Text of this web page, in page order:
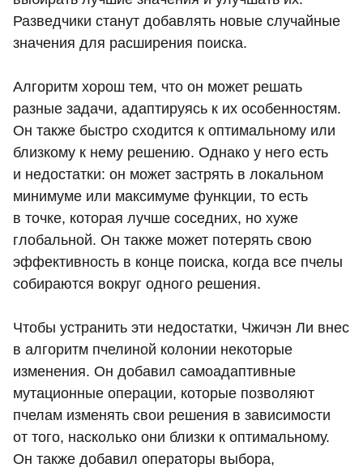
Разведчики станут добавлять новые случайные
значения для расширения поиска.
Алгоритм хорош тем, что он может решать
разные задачи, адаптируясь к их особенностям.
Он также быстро сходится к оптимальному или
близкому к нему решению. Однако у него есть
и недостатки: он может застрять в локальном
минимуме или максимуме функции, то есть
в точке, которая лучше соседних, но хуже
глобальной. Он также может потерять свою
эффективность в конце поиска, когда все пчелы
собираются вокруг одного решения.
Чтобы устранить эти недостатки, Чжичэн Ли внес
в алгоритм пчелиной колонии некоторые
изменения. Он добавил самоадаптивные
мутационные операции, которые позволяют
пчелам изменять свои решения в зависимости
от того, насколько они близки к оптимальному.
Он также добавил операторы выбора,